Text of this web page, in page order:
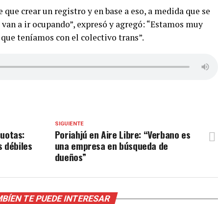
crear un registro y en base a eso, a medida que se
a ir ocupando”, expresó y agregó: “Estamos muy
teníamos con el colectivo trans”.
SIGUIENTE
Poriahjú en Aire Libre: “Verbano es
una empresa en búsqueda de
dueños”
débiles
TE PUEDE INTERESAR